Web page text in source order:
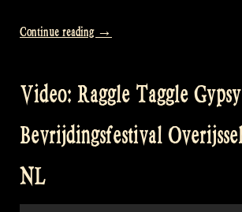
Continue reading „Video:
→
Video: Raggle Taggle
Bevrijdingsfestival
NL